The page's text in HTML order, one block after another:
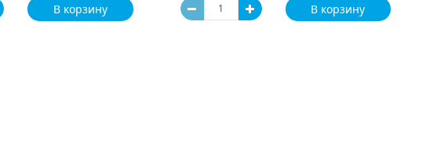
В корзину В корзину